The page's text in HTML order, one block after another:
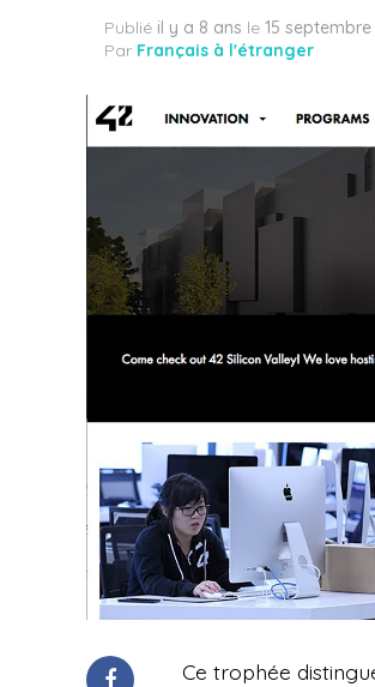
Publié il y a 8 ans le 15 septembre
Par Français à l'étranger
Ce trophée